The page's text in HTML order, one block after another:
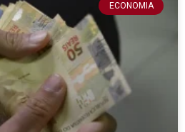
ECONOMIA